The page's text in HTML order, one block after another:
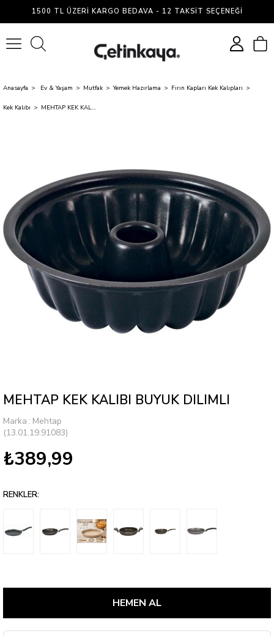
1500 TL ÜZERI KARGO BEDAVA - 12 TAKSIT SEÇENEĞI
Anasayfa Ev & Yaşam Mutfak Yemek Hazırlama Fırın Kapları Kek Kalıpları
Kek Kalıbı MEHTAP KEK KALIBI BUYUK DILIMLI
MEHTAP KEK KALIBI BUYUK DILIMLI
Marka : Mehtap
(13.01.19.91083)
₺389,99
RENKLER: